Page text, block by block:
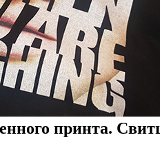
принта.